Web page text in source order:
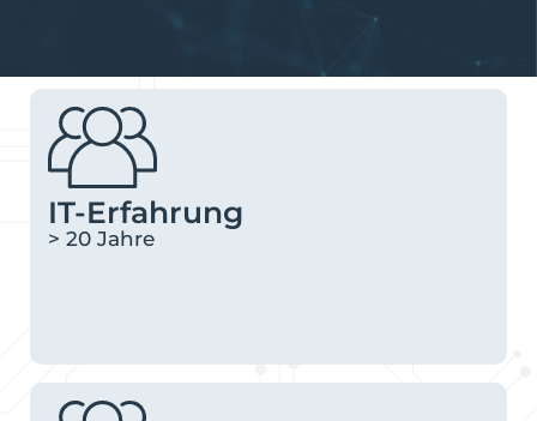
IT-Erfahrung
> 20 Jahre